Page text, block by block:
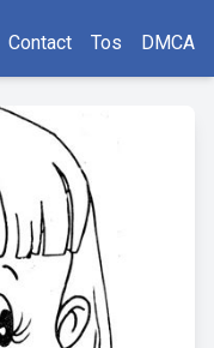
Contact Tos DMCA